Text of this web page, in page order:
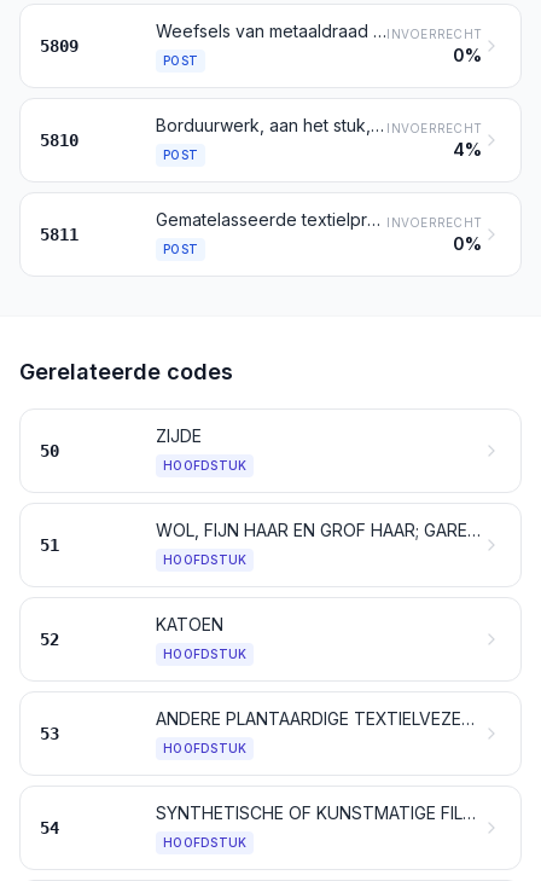
5809
Weefsels van metaaldraad en weefsels van metaalgarens bedoeld bij post 5605, van de soort gebezigd voor kleding, voor stoffering of voor dergelijk gebruik, elders genoemd noch elders onder begrepen
POST
INVOERRECHT
0%
5810
Borduurwerk, aan het stuk, in banden of in de vorm van motieven
POST
INVOERRECHT
4%
5811
Gematelasseerde textielproducten aan het stuk, bestaande uit een of meer lagen textiel, die door stikken of op andere wijze zijn samengevoegd met watten of ander opvulmateriaal, andere dan borduurwerk bedoeld bij post 5810
POST
INVOERRECHT
0%
Gerelateerde codes
50
ZIJDE
HOOFDSTUK
51
WOL, FIJN HAAR EN GROF HAAR; GARENS EN WEEFSELS VAN PAARDENHAAR (CRIN)
HOOFDSTUK
52
KATOEN
HOOFDSTUK
53
ANDERE PLANTAARDIGE TEXTIELVEZELS; PAPIERGARENS EN WEEFSELS DAARVAN
HOOFDSTUK
54
SYNTHETISCHE OF KUNSTMATIGE FILAMENTEN; strippen en artikelen van dergelijke vorm, van synthetische of van kunstmatige textielstoffen
HOOFDSTUK